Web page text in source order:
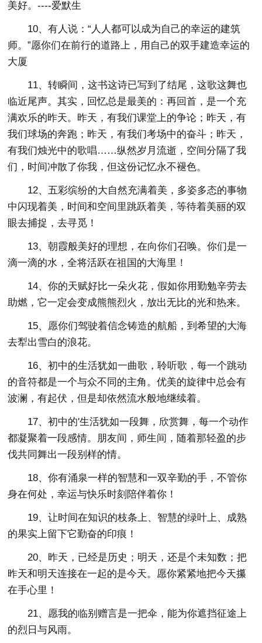
美好。----爱默生
10、有人说：“人人都可以成为自己的幸运的建筑
师。”愿你们在前行的道路上，用自己的双手建造幸运的
大厦
11、转瞬间，这书这诗已写到了结尾，这歌这舞也
临近尾声。其实，回忆总是最美的：再回首，是一个充
满欢乐的昨天。昨天，有我们课堂上的争论；昨天，有
我们球场的奔跑；昨天，有我们考场中的奋斗；昨天，
有我们烛光中的歌唱……纵然岁月流逝，空间分隔了我
们，时间冲散了你我，但这份记忆永不褪色。
12、五彩缤纷的大自然充满着美，多姿多态的事物
中闪现着美，时间和空间里跳跃着美，等待着美丽的双
眼去捕捉，去寻觅！
13、朝霞般美好的理想，在向你们召唤。你们是一
滴一滴的水，全将活跃在祖国的大海里！
14、你的天赋好比一朵火花，假如你用勤勉辛劳去
助燃，它一定会变成熊熊烈火，放出无比的光和热来。
15、愿你们驾驶着信念铸造的航船，到希望的大海
去犁出雪白的浪花。
16、初中的生活犹如一曲歌，聆听歌，每一个跳动
的音符都是一个与众不同的主角。优美的旋律中总会有
波澜，有起伏，但是却依然流水般地继续着。
17、初中的'生活犹如一段舞，欣赏舞，每一个动作
都凝聚着一段感情。朋友间，师生间，随着那轻盈的步
伐共同舞出一段别样的情。
18、你有涌泉一样的智慧和一双辛勤的手，不管你
身在何处，幸运与快乐时刻陪伴着你！
19、让时间在知识的枝条上、智慧的绿叶上、成熟
的果实上留下它勤奋的印痕！
20、昨天，已经是历史；明天，还是个未知数；把
昨天和明天连接在一起的是今天。愿你紧紧地把今天攥
在手心里！
21、愿我的临别赠言是一把伞，能为你遮挡征途上
的烈日与风雨。